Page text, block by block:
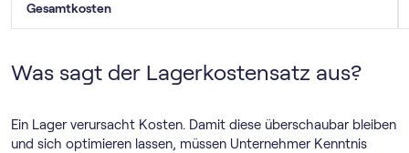
Gesamtkosten
Was sagt der Lagerkostensatz aus?
Ein Lager verursacht Kosten. Damit diese überschaubar bleiben
und sich optimieren lassen, müssen Unternehmer Kenntnis